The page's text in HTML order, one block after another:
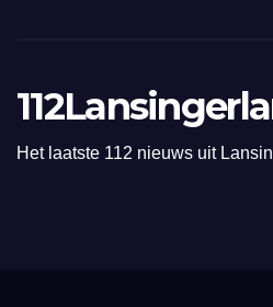
Het laatste 112 nieuws uit